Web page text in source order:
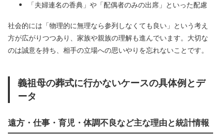
「夫婦連名の香典」や「配偶者のみの出席」といった配慮
社会的には「物理的に無理なら参列しなくても良い」という考え
方が広がりつつあり、家族や親族の理解も進んでいます。大切な
のは誠意を持ち、相手の立場への思いやりを忘れないことです。
義祖母の葬式に行かないケースの具体例とデ
ータ
遠方・仕事・育児・体調不良など主な理由と統計情報